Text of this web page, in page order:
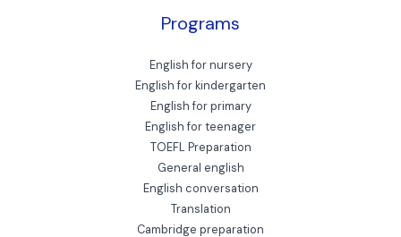
Programs
English for nursery
English for kindergarten
English for primary
English for teenager
TOEFL Preparation
General english
English conversation
Translation
Cambridge preparation